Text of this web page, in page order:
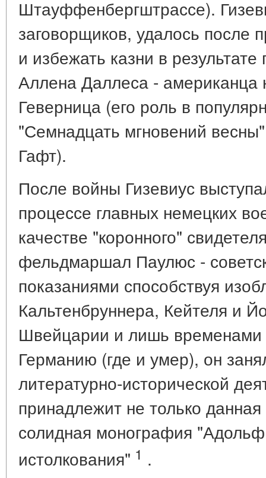
Штауффенбергштрассе).
заговорщиков, удалось после
и избежать казни в
Аллена Даллеса - американца
Геверница (его роль в
"Семнадцать мгновений
Гафт).
После войны Гизевиус
процессе главных немецких
качестве "коронного"
фельдмаршал Паулюс -
показаниями способствуя
Кальтенбруннера, Кейтеля и
Швейцарии и лишь временами
Германию (где и умер), он
литературно-исторической
принадлежит не только
солидная монография
истолкования" 1 .